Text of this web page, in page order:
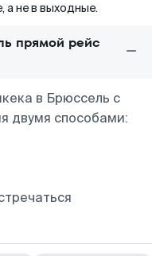
а не в выходные.
прямой рейс
в Брюссель с
двумя способами: